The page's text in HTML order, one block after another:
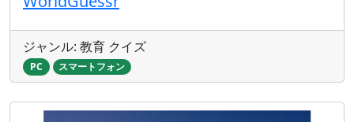
ジャンル: 教育 クイズ
PC スマートフォン